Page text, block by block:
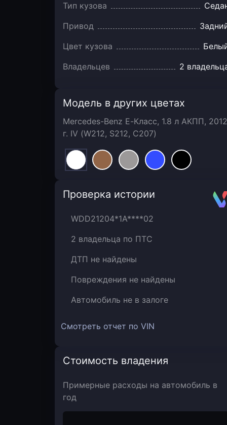
Тип кузова
Привод
Цвет кузова
Владельцев
2
Модель в других цветах
Mercedes-Benz E-Класс, 1.8 л АКПП, 2012
г. IV (W212, S212, C207)
Проверка истории
WDD21204*1A****02
2 владельца по ПТС
ДТП не найдены
Повреждения не найдены
Автомобиль не в залоге
Смотреть отчет по VIN
Стоимость владения
Примерные расходы на автомобиль в
год